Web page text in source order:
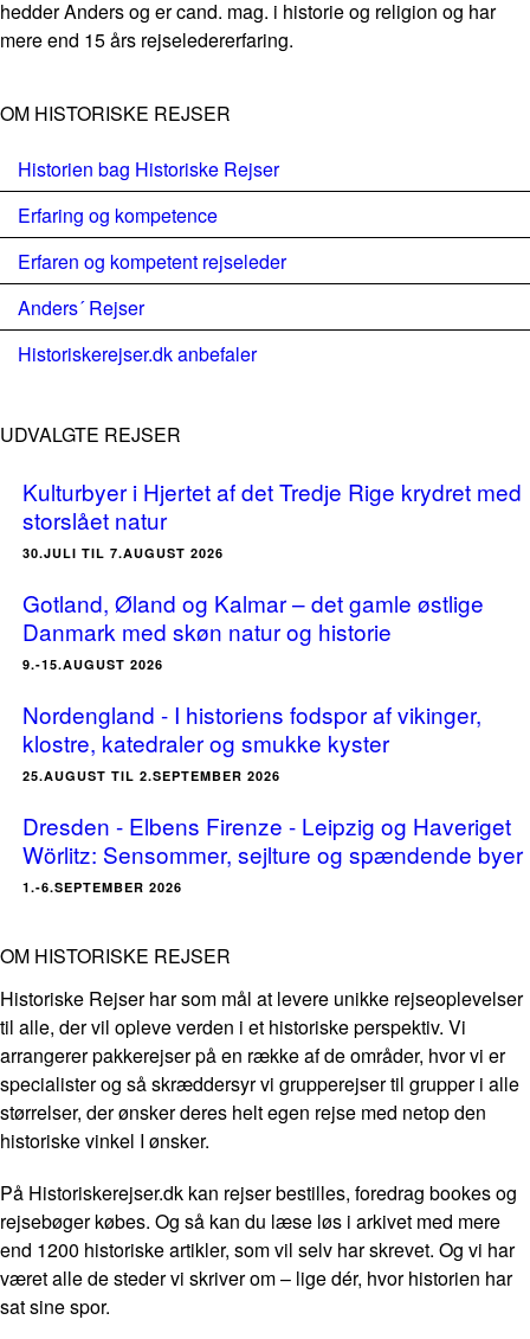
hedder Anders og er cand. mag. i historie og religion og har
mere end 15 års rejseledererfaring.
OM HISTORISKE REJSER
Historien bag Historiske Rejser
Erfaring og kompetence
Erfaren og kompetent rejseleder
Anders´ Rejser
Historiskerejser.dk anbefaler
UDVALGTE REJSER
Kulturbyer i Hjertet af det Tredje Rige krydret med
storslået natur
30.JULI TIL 7.AUGUST 2026
Gotland, Øland og Kalmar – det gamle østlige
Danmark med skøn natur og historie
9.-15.AUGUST 2026
Nordengland - I historiens fodspor af vikinger,
klostre, katedraler og smukke kyster
25.AUGUST TIL 2.SEPTEMBER 2026
Dresden - Elbens Firenze - Leipzig og Haveriget
Wörlitz: Sensommer, sejlture og spændende byer
1.-6.SEPTEMBER 2026
OM HISTORISKE REJSER
Historiske Rejser har som mål at levere unikke rejseoplevelser
til alle, der vil opleve verden i et historiske perspektiv. Vi
arrangerer pakkerejser på en række af de områder, hvor vi er
specialister og så skræddersyr vi grupperejser til grupper i alle
størrelser, der ønsker deres helt egen rejse med netop den
historiske vinkel I ønsker.
På Historiskerejser.dk kan rejser bestilles, foredrag bookes og
rejsebøger købes. Og så kan du læse løs i arkivet med mere
end 1200 historiske artikler, som vil selv har skrevet. Og vi har
været alle de steder vi skriver om – lige dér, hvor historien har
sat sine spor.